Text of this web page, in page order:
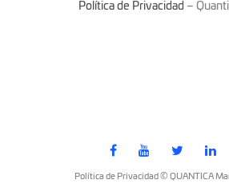
Política de Privacidad –
Política de Privacidad © QUANTICA